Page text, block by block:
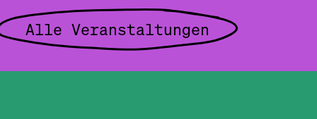
Alle Veranstaltungen